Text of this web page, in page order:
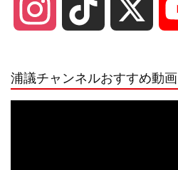
浦議チャンネルおすすめ動画